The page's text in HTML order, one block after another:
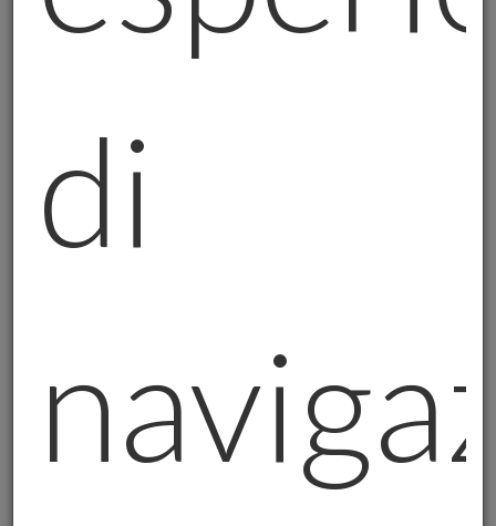
La disponibilità, la gestione, l’accesso, la
conservazione e la fruibilità dei dati è
sicurezza ai sensi degli artt. 25 e 32 del
GDPR, nonché, in relazione alle specifiche
finalità di trattamento individuate dalla
normativa applicabile.
il tempo necessario ai fini per cui sono
raccolti, rispettando il principio di
minimizzazione di cui all’articolo 5, comma 1,
lettera c) del GDPR, nonché in esecuzione
degli obblighi di legge cui è tenuto il
di